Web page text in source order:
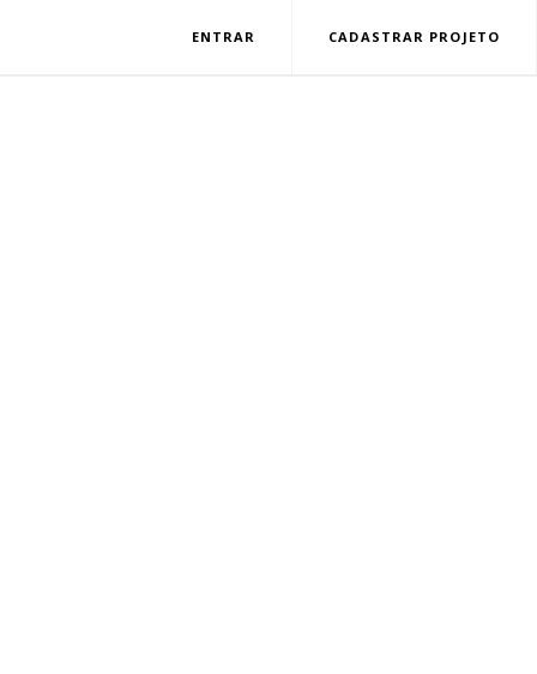
ENTRAR CADASTRAR PROJETO